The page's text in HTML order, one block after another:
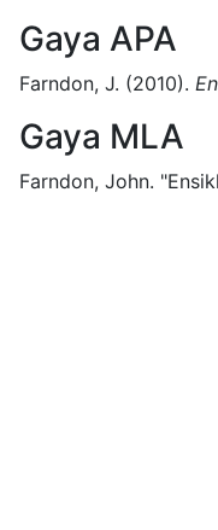
Gaya APA
Farndon, J. (2010).
Gaya MLA
Farndon, John.